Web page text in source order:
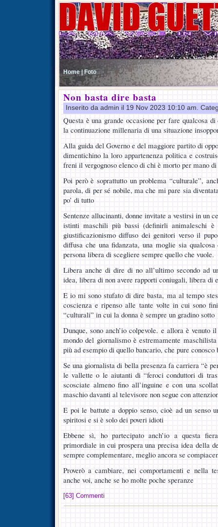
Home | Foto
Non basta dire basta
Inserito da admin il 19 Nov 2023 10:10 am.
Questa è una grande occasione per fare qualcosa
la continuazione millenaria di una situazione
Alla guida del Governo e del maggiore partito di
dimentichino la loro appartenenza politica e
freni il vergognoso elenco di chi è morto per mano
Poi però è soprattutto un problema “culturale”,
parola, di per sé nobile, ma che mi pare sia
po’ di tutto
Sentenze allucinanti, donne invitate a vestirsi in un
istinti maschili più bassi (definirli animaleschi
giustificazionismo diffuso dei genitori verso il
diffusa che una fidanzata, una moglie sia
persona libera di scegliere sempre quello che vuole.
Libera anche di dire di no all’ultimo secondo ad
idea, libera di non avere rapporti coniugali, libera di
E io mi sono stufato di dire basta, ma al tempo
coscienza e ripenso alle tante volte in cui sono
“culturali” in cui la donna è sempre un gradino sotto
Dunque, sono anch’io colpevole. e allora è venuto
mondo del giornalismo è estremamente
più ad esempio di quello bancario, che pure conosco
Se una giornalista di bella presenza fa carriera “è
le vallette o le aiutanti di “feroci conduttori di
scosciate almeno fino all’inguine e con una
maschio davanti al televisore non segue con
E poi le battute a doppio senso, cioè ad un senso
spiritosi e si è solo dei poveri idioti
Ebbene sì, ho partecipato anch’io a questa
primordiale in cui prospera una precisa idea della
sempre complementare, meglio ancora se
Proverò a cambiare, nei comportamenti e nella
anche voi, anche se ho molte poche speranze
[63] Commenti